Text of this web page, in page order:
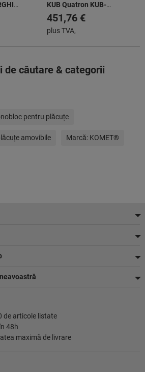
KUB Quatron KUB-
Q.2D.140.R.05-K20
451,76 €
plus TVA,
de căutare & categorii
pentru plăcuțe
amovibile Marcă: KOMET®
de articole listate
48h
maximă de livrare